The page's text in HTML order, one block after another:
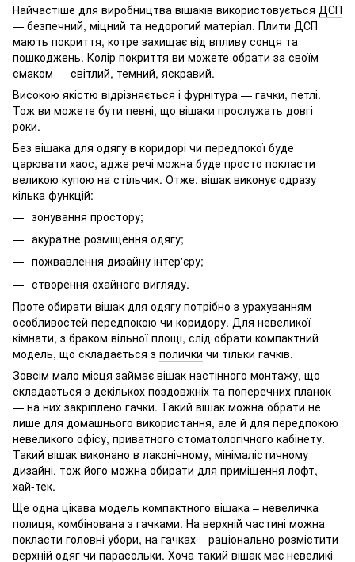
Найчастіше для виробництва вішаків використовується ДСП
— безпечний, міцний та недорогий матеріал. Плити ДСП
мають покриття, котре захищає від впливу сонця та
пошкоджень. Колір покриття ви можете обрати за своїм
смаком — світлий, темний, яскравий.
Високою якістю відрізняється і фурнітура — гачки, петлі.
Тож ви можете бути певні, що вішаки прослужать довгі
роки.
Без вішака для одягу в коридорі чи передпокої буде
царювати хаос, адже речі можна буде просто покласти
великою купою на стільчик. Отже, вішак виконує одразу
кілька функцій:
зонування простору;
акуратне розміщення одягу;
пожвавлення дизайну інтер'єру;
створення охайного вигляду.
Проте обирати вішак для одягу потрібно з урахуванням
особливостей передпокою чи коридору. Для невеликої
кімнати, з браком вільної площі, слід обрати компактний
модель, що складається з полички чи тільки гачків.
Зовсім мало місця займає вішак настінного монтажу, що
складається з декількох поздовжніх та поперечних планок
— на них закріплено гачки. Такий вішак можна обрати не
лише для домашнього використання, але й для передпокою
невеликого офісу, приватного стоматологічного кабінету.
Такий вішак виконано в лаконічному, мінімалістичному
дизайні, тож його можна обирати для приміщення лофт,
хай-тек.
Ще одна цікава модель компактного вішака – невеличка
полиця, комбінована з гачками. На верхній частині можна
покласти головні убори, на гачках – раціонально розмістити
верхній одяг чи парасольки. Хоча такий вішак має невеликі